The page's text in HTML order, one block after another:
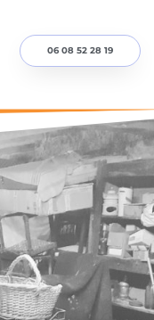
06 08 52 28 19